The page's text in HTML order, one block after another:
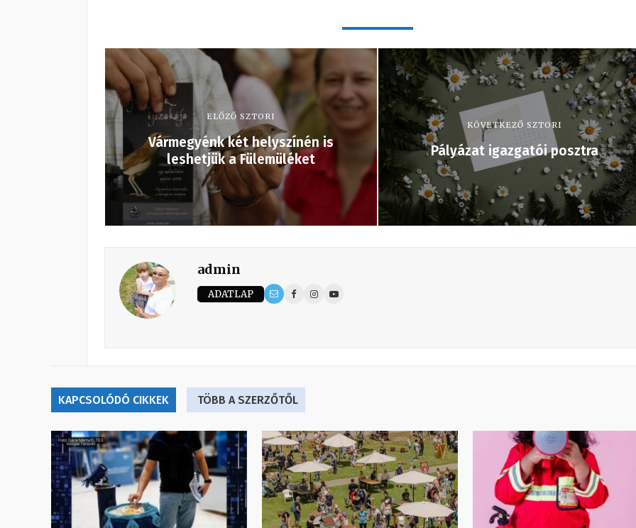
ELŐZŐ SZTORI
Vármegyénk két helyszínén is
leshetjük a Fülemüléket
KÖVETKEZŐ SZTORI
Pályázat igazgatói posztra
admin
ADATLAP
KAPCSOLÓDÓ CIKKEK TÖBB A SZERZŐTŐL